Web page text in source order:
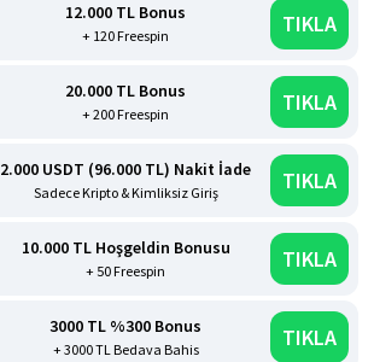
12.000 TL Bonus
+ 120 Freespin TIKLA
20.000 TL Bonus
+ 200 Freespin TIKLA
2.000 USDT (96.000 TL) Nakit İade
Sadece Kripto & Kimliksiz Giriş TIKLA
10.000 TL Hoşgeldin Bonusu
+ 50 Freespin TIKLA
3000 TL %300 Bonus
+ 3000 TL Bedava Bahis TIKLA